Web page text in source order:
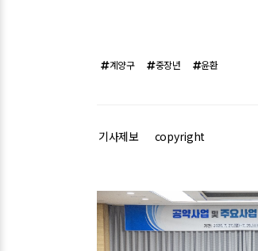
계양구 중장년 윤환
기사제보 copyright
관련기사